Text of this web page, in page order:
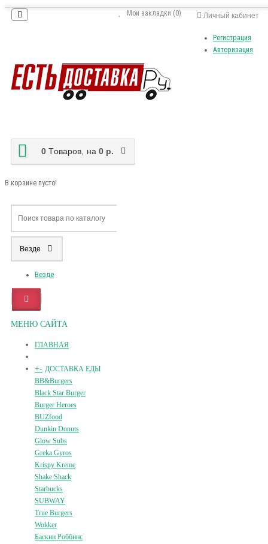
Личный кабинет
Регистрация
Авторизация
Мои закладки (0)
0 Tоваров, на 0 р.
В корзине пусто!
Везде
Везде
МЕНЮ САЙТА
ГЛАВНАЯ
+- ДОСТАВКА ЕДЫ
BB&Burgers
Black Star Burger
Burger Heroes
BUZfood
Dunkin Donuts
Glow Subs
Greka Gyros
Krispy Kreme
Shake Shack
Starbucks
SUBWAY
True Burgers
Wokker
Баскин Роббинс